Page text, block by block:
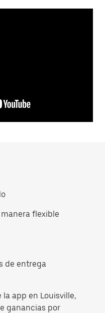
flexible
de entrega
app en Louisville,
ganancias por